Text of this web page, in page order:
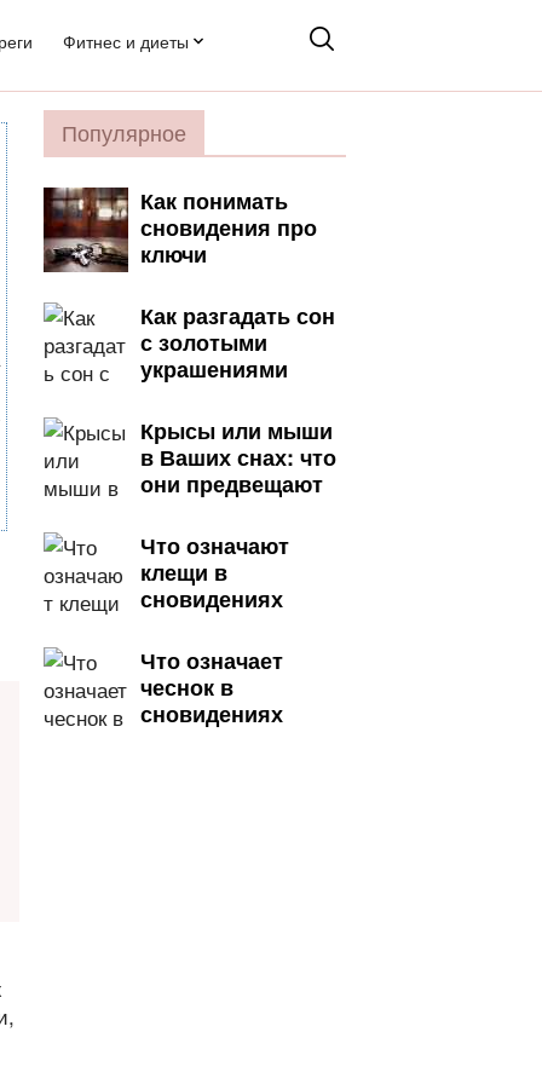
Фитнес и диеты
Популярное
Как понимать
сновидения про
ключи
Как разгадать сон
с золотыми
украшениями
Крысы или мыши
в Ваших снах: что
они предвещают
Что означают
клещи в
сновидениях
Что означает
чеснок в
сновидениях